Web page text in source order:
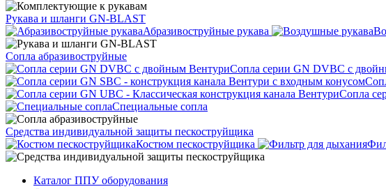
Рукава и шланги GN-BLAST
Абразивоструйные рукава
Сопла абразивоструйные
Сопла серии GN DVBC с
Сопла
Специальные сопла
Средства индивидуальной защиты пескоструйщика
Костюм пескоструйщика
Каталог ППУ оборудования